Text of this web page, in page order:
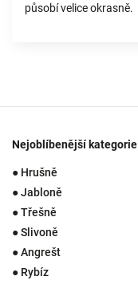
působí velice okrasně.
Nejoblíbenější kategorie
● Hrušně
● Jabloně
● Třešně
● Slivoně
● Angrešt
● Rybíz